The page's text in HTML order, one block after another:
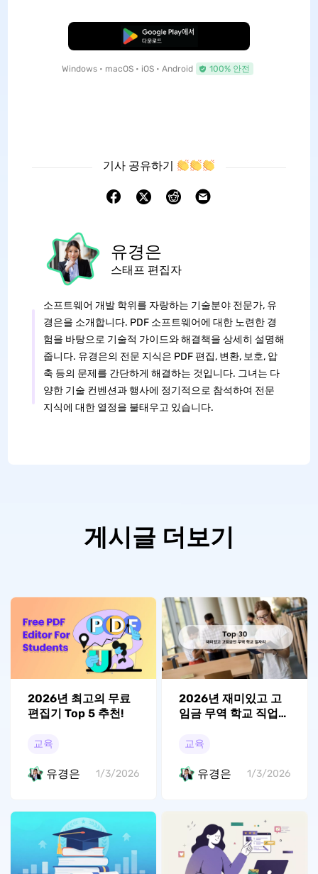
무료로 다운로드
Windows • macOS • iOS • Android 100% 안전
기사 공유하기
유경은
스태프 편집자
소프트웨어 개발 학위를 자랑하는 기술분야 전문가, 유
경은을 소개합니다. PDF 소프트웨어에 대한 노련한 경
험을 바탕으로 기술적 가이드와 해결책을 상세히 설명해
줍니다. 유경은의 전문 지식은 PDF 편집, 변환, 보호, 압
축 등의 문제를 간단하게 해결하는 것입니다. 그녀는 다
양한 기술 컨벤션과 행사에 정기적으로 참석하여 전문
지식에 대한 열정을 불태우고 있습니다.
게시글 더보기
2026년 최고의 무료
편집기 Top 5 추천!
교육
유경은 1/3/2026
2026년 재미있고 고
임금 무역 학교 직업
교육
유경은 1/3/2026